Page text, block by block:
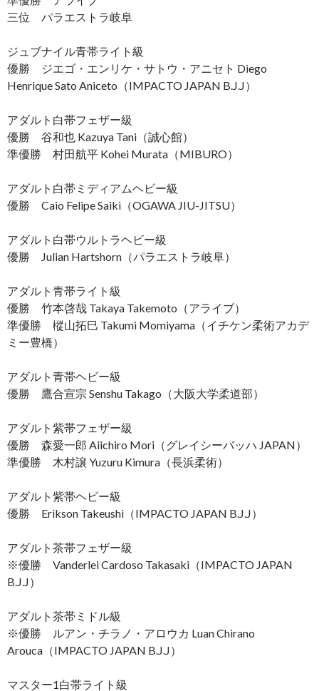
三位 パラエストラ岐阜
ジュブナイル青帯ライト級
優勝 ジエゴ・エンリケ・サトウ・アニセト Diego
Henrique Sato Aniceto（IMPACTO JAPAN B.J.J）
アダルト白帯フェザー級
優勝 谷和也 Kazuya Tani（誠心館）
準優勝 村田航平 Kohei Murata（MIBURO）
アダルト白帯ミディアムヘビー級
優勝 Caio Felipe Saiki（OGAWA JIU-JITSU）
アダルト白帯ウルトラヘビー級
優勝 Julian Hartshorn（パラエストラ岐阜）
アダルト青帯ライト級
優勝 竹本啓哉 Takaya Takemoto（アライブ）
準優勝 樅山拓巳 Takumi Momiyama（イチケン柔術アカデ
ミー豊橋）
アダルト青帯ヘビー級
優勝 鷹合宣宗 Senshu Takago（大阪大学柔道部）
アダルト紫帯フェザー級
優勝 森愛一郎 Aiichiro Mori（グレイシーバッハ JAPAN）
準優勝 木村譲 Yuzuru Kimura（長浜柔術）
アダルト紫帯ヘビー級
優勝 Erikson Takeushi（IMPACTO JAPAN B.J.J）
アダルト茶帯フェザー級
※優勝 Vanderlei Cardoso Takasaki（IMPACTO JAPAN
B.J.J）
アダルト茶帯ミドル級
※優勝 ルアン・チラノ・アロウカ Luan Chirano
Arouca（IMPACTO JAPAN B.J.J）
マスター1白帯ライト級